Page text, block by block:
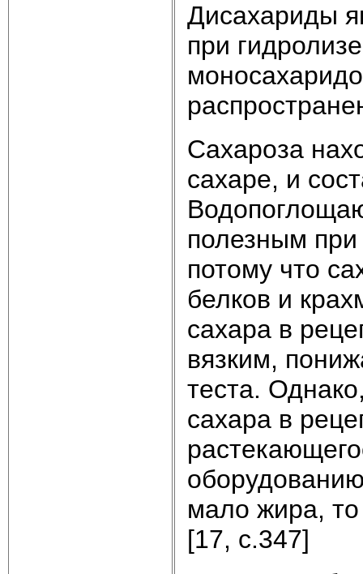
Дисахариды
при
Сахароза
сахаре, и
полезным
потому что
белков и
сахара в
вязким,
теста.
сахара в
мало жира,
[17, с.347]